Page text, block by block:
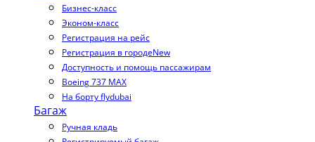
Бизнес-класс
Эконом-класс
Регистрация на рейс
Регистрация в городеNew
Доступность и помощь пассажирам
Boeing 737 MAX
На борту flydubai
Багаж
Ручная кладь